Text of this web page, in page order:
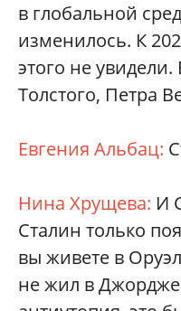
в глобальной
изменилось. К
этого не
Толстого, Петра
Евгения Альбац:
Нина Хрущева: И
Сталин только
вы живете в
не жил в Джордже